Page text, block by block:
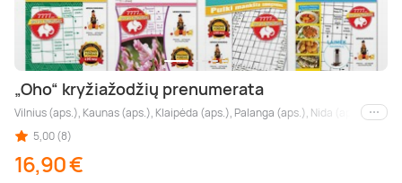
„Oho“ kryžiažodžių prenumerata
Vilnius (aps.), Kaunas (aps.), Klaipėda (aps.), Palanga (aps.), Nida (aps.), Kiti
5,00 (8)
16,90 €